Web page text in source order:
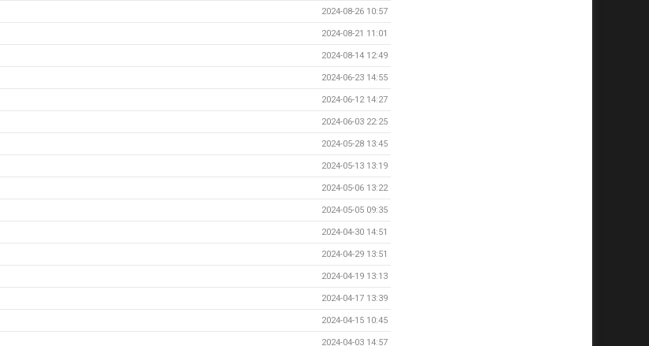
2024-08-26 10:57
2024-08-21 11:01
2024-08-14 12:49
2024-06-23 14:55
2024-06-12 14:27
2024-06-03 22:25
2024-05-28 13:45
2024-05-13 13:19
2024-05-06 13:22
2024-05-05 09:35
2024-04-30 14:51
2024-04-29 13:51
2024-04-19 13:13
2024-04-17 13:39
2024-04-15 10:45
2024-04-03 14:57